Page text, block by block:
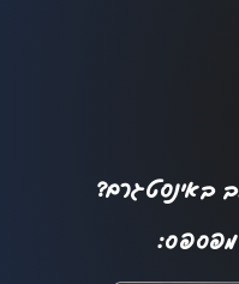
באינסטגרם?